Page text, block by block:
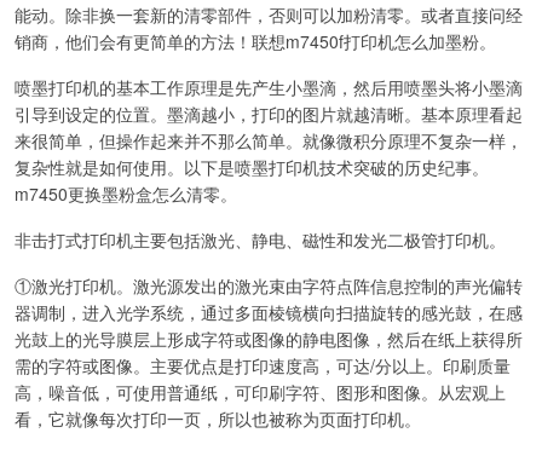
能动。除非换一套新的清零部件，否则可以加粉清零。或者直接问经
销商，他们会有更简单的方法！联想m7450f打印机怎么加墨粉。
喷墨打印机的基本工作原理是先产生小墨滴，然后用喷墨头将小墨滴
引导到设定的位置。墨滴越小，打印的图片就越清晰。基本原理看起
来很简单，但操作起来并不那么简单。就像微积分原理不复杂一样，
复杂性就是如何使用。以下是喷墨打印机技术突破的历史纪事。
m7450更换墨粉盒怎么清零。
非击打式打印机主要包括激光、静电、磁性和发光二极管打印机。
①激光打印机。激光源发出的激光束由字符点阵信息控制的声光偏转
器调制，进入光学系统，通过多面棱镜横向扫描旋转的感光鼓，在感
光鼓上的光导膜层上形成字符或图像的静电图像，然后在纸上获得所
需的字符或图像。主要优点是打印速度高，可达/分以上。印刷质量
高，噪音低，可使用普通纸，可印刷字符、图形和图像。从宏观上
看，它就像每次打印一页，所以也被称为页面打印机。